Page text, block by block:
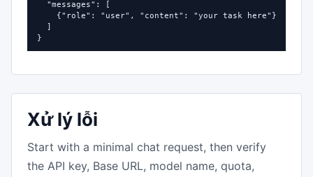
  "messages": [
    {"role": "user", "content": "your task here"}
  ]
}
Xử lý lỗi
Start with a minimal chat request, then verify
the API key, Base URL, model name, quota,